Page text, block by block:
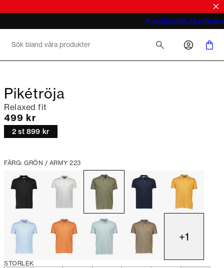
KundtjänstButikerBrand
Vad menar du med business casual för
Pikétröja
Relaxed fit
Nuvarande pris
499 kr
2 st 899 kr
FÄRG: GRÖN / ARMY 223
+1
STORLEK